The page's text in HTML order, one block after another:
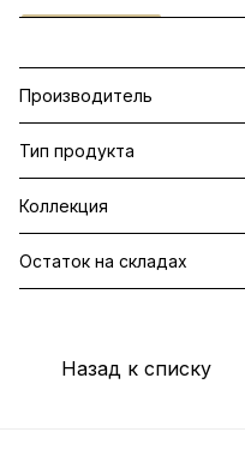
Производитель
Тип продукта
Коллекция
Остаток на складах
Назад к списку